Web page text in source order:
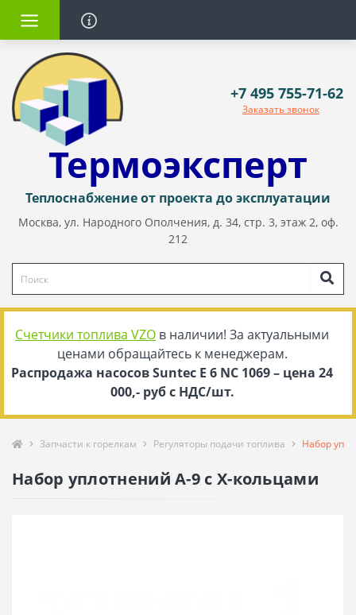
Термоэксперт
Теплоснабжение от проекта до эксплуатации
Москва, ул. Народного Ополчения, д. 34, стр. 3, этаж 2, оф.
212
+7 495 755-71-62
Заказать звонок
Счетчики топлива VZO в наличии! За актуальными
ценами обращайтесь к менеджерам.
Распродажа насосов Suntec E 6 NC 1069 – цена 24
000,- руб с НДС/шт.
Запчасти к горелкам Регуляторы подачи топлива Набор
Набор уплотнений A-9 с X-кольцами